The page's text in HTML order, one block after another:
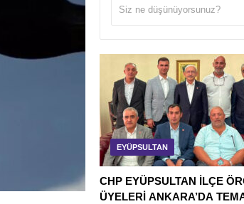
EYÜPSULTAN
CHP EYÜPSULTAN İLÇE
ÜYELERİ ANKARA’DA